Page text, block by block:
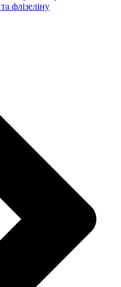
флізеліну